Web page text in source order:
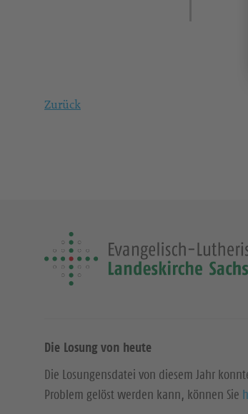
Zurück
Die Losung von heute
Die Losungensdatei von diesem Jahr
Problem gelöst werden kann, können Sie